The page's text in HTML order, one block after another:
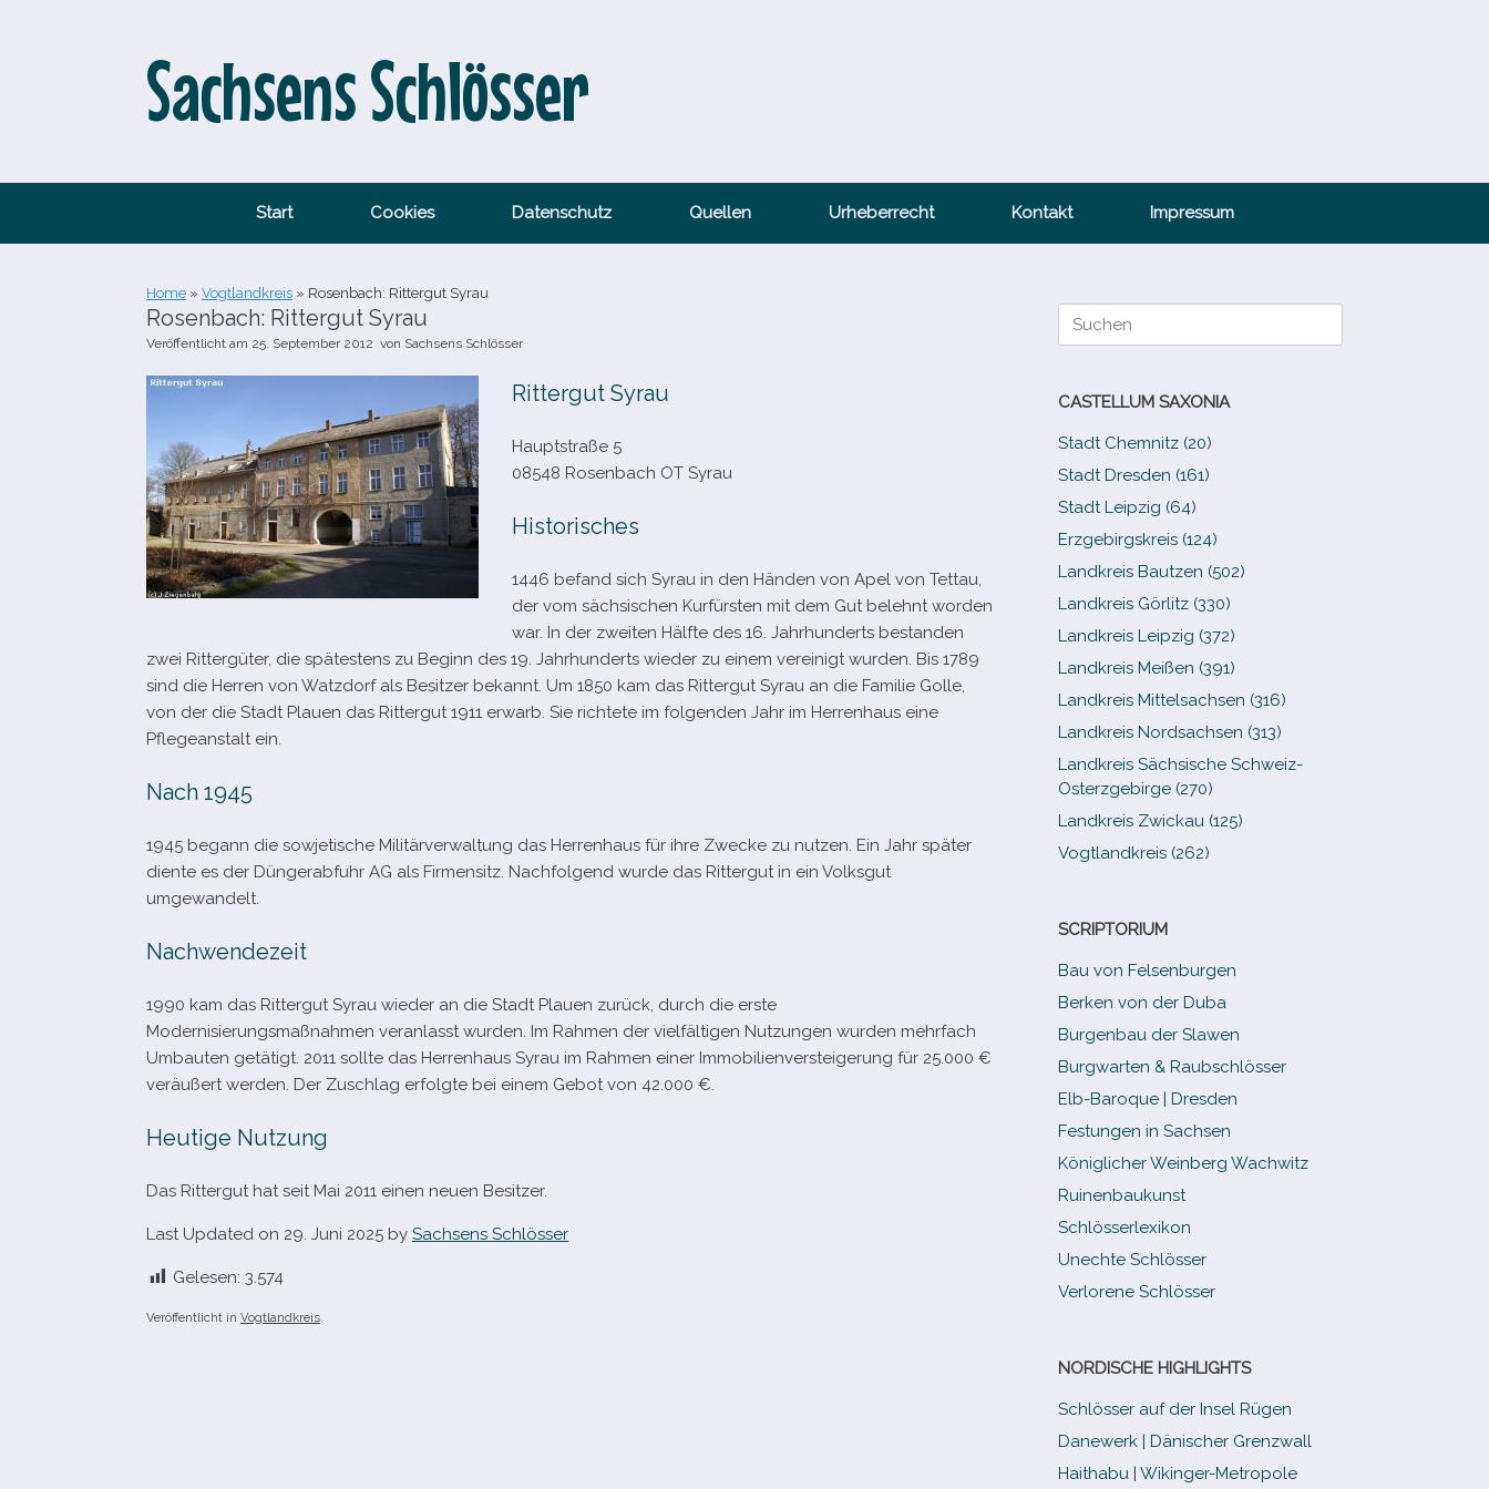
Sachsens Schlösser
Start Cookies Datenschutz Quellen Urheberrecht Kontakt Impressum
Home » Vogtlandkreis » Rosenbach: Rittergut Syrau
Rosenbach: Rittergut Syrau
Veröffentlicht am 25. September 2012 von Sachsens Schlösser
Rittergut Syrau
Hauptstraße 5
08548 Rosenbach OT Syrau
Historisches
1446 befand sich Syrau in den Händen von Apel von Tettau,
der vom säch­si­schen Kurfürsten mit dem Gut belehnt wor­den
war. In der zwei­ten Hälfte des 16. Jahrhunderts bestan­den
zwei Rittergüter, die spä­tes­tens zu Beginn des 19. Jahrhunderts wie­der zu einem ver­ei­nigt wur­den. Bis 1789
sind die Herren von Watzdorf als Besitzer bekannt. Um 1850 kam das Rittergut Syrau an die Familie Golle,
von der die Stadt Plauen das Rittergut 1911 erwarb. Sie rich­tete im fol­gen­den Jahr im Herrenhaus eine
Pflegeanstalt ein.
Nach 1945
1945 begann die sowje­ti­sche Militärverwaltung das Herrenhaus für ihre Zwecke zu nut­zen. Ein Jahr spä­ter
diente es der Düngerabfuhr AG als Firmensitz. Nachfolgend wurde das Rittergut in ein Volksgut
umgewandelt.
Nachwendezeit
1990 kam das Rittergut Syrau wie­der an die Stadt Plauen zurück, durch die erste
Modernisierungsmaßnahmen ver­an­lasst wur­den. Im Rahmen der viel­fäl­ti­gen Nutzungen wur­den mehr­fach
Umbauten getä­tigt. 2011 sollte das Herrenhaus Syrau im Rahmen einer Immobilienversteigerung für 25.000 €
ver­äu­ßert wer­den. Der Zuschlag erfolgte bei einem Gebot von 42.000 €.
Heutige Nutzung
Das Rittergut hat seit Mai 2011 einen neuen Besitzer.
Last Updated on 29. Juni 2025 by Sachsens Schlösser
Gelesen: 3.574
Veröffentlicht in Vogtlandkreis
Suche
nach:
CASTELLUM SAXONIA
Stadt Chemnitz (20)
Stadt Dresden (161)
Stadt Leipzig (64)
Erzgebirgskreis (124)
Landkreis Bautzen (502)
Landkreis Görlitz (330)
Landkreis Leipzig (372)
Landkreis Meißen (391)
Landkreis Mittelsachsen (316)
Landkreis Nordsachsen (313)
Landkreis Sächsische Schweiz-​
Osterzgebirge (270)
Landkreis Zwickau (125)
Vogtlandkreis (262)
SCRIPTORIUM
Bau von Felsenburgen
Berken von der Duba
Burgenbau der Slawen
Burgwarten & Raubschlösser
Elb-​Baroque | Dresden
Festungen in Sachsen
Königlicher Weinberg Wachwitz
Ruinenbaukunst
Schlösserlexikon
Unechte Schlösser
Verlorene Schlösser
NORDISCHE HIGHLIGHTS
Schlösser auf der Insel Rügen
Danewerk | Dänischer Grenzwall
Haithabu | Wikinger-Metropole